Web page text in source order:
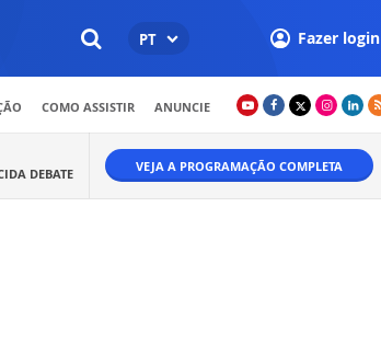
PT Fazer login
COMO ASSISTIR ANUNCIE
DEBATE VEJA A PROGRAMAÇÃO COMPLETA